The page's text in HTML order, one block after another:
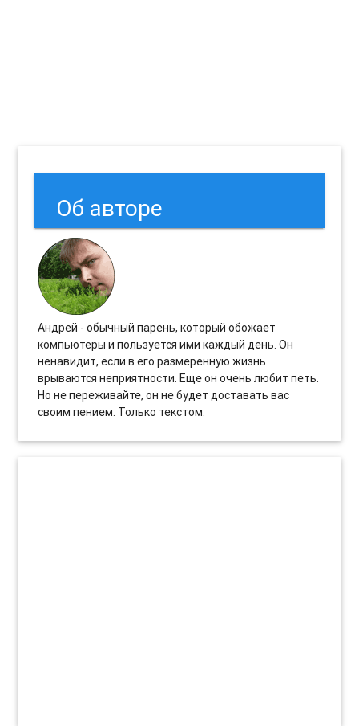
Об авторе
Андрей - обычный парень, который обожает
компьютеры и пользуется ими каждый день. Он
ненавидит, если в его размеренную жизнь
врываются неприятности. Еще он очень любит петь.
Но не переживайте, он не будет доставать вас
своим пением. Только текстом.